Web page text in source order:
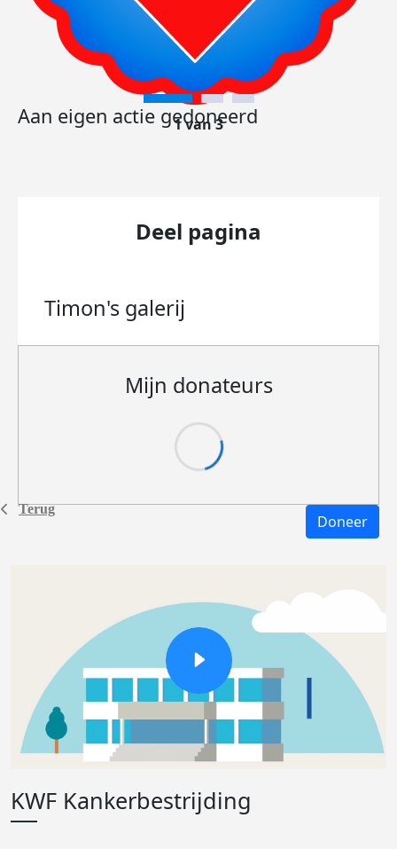
Terug
Aan eigen actie gedoneerd
1 van 3
Deel pagina
Timon's galerij
Mijn donateurs
Doneer
KWF Kankerbestrijding